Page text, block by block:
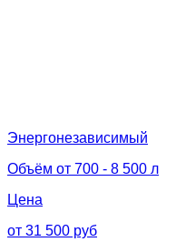
Энергонезависимый
Объём от 700 - 8 500 л
Цена
от 31 500 руб